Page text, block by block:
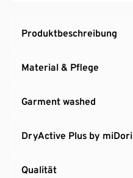
Produktbeschreibung
Material & Pflege
Garment washed
DryActive Plus by miDori
Qualität